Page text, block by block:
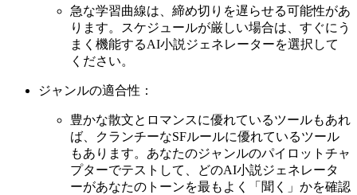
急な学習曲線は、締め切りを遅らせる可能性があ
ります。スケジュールが厳しい場合は、すぐにう
まく機能するAI小説ジェネレーターを選択して
ください。
ジャンルの適合性：
豊かな散文とロマンスに優れているツールもあれ
ば、クランチーなSFルールに優れているツール
もあります。あなたのジャンルのパイロットチャ
プターでテストして、どのAI小説ジェネレータ
ーがあなたのトーンを最もよく「聞く」かを確認